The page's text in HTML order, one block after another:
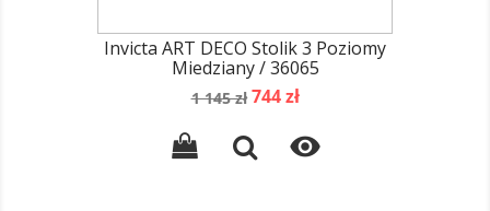
Invicta ART DECO Stolik 3 Poziomy
Miedziany / 36065
Cena
1 145 zł Cena
744 zł
